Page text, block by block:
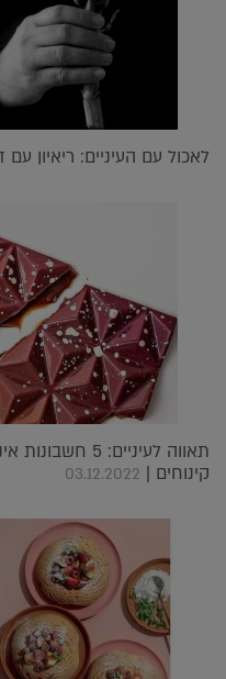
לאכול עם העיניים: ריאיון עם
תאווה
קינוחים | 03.12.2022